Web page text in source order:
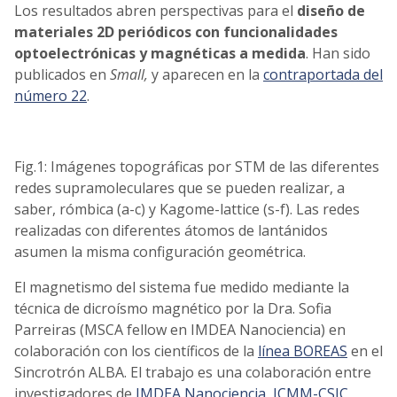
Los resultados abren perspectivas para el diseño de
materiales 2D periódicos con funcionalidades
optoelectrónicas y magnéticas a medida. Han sido
publicados en Small, y aparecen en la contraportada del
número 22.
Fig.1: Imágenes topográficas por STM de las diferentes
redes supramoleculares que se pueden realizar, a
saber, rómbica (a-c) y Kagome-lattice (s-f). Las redes
realizadas con diferentes átomos de lantánidos
asumen la misma configuración geométrica.
El magnetismo del sistema fue medido mediante la
técnica de dicroísmo magnético por la Dra. Sofia
Parreiras (MSCA fellow en IMDEA Nanociencia) en
colaboración con los científicos de la línea BOREAS en el
Sincrotrón ALBA. El trabajo es una colaboración entre